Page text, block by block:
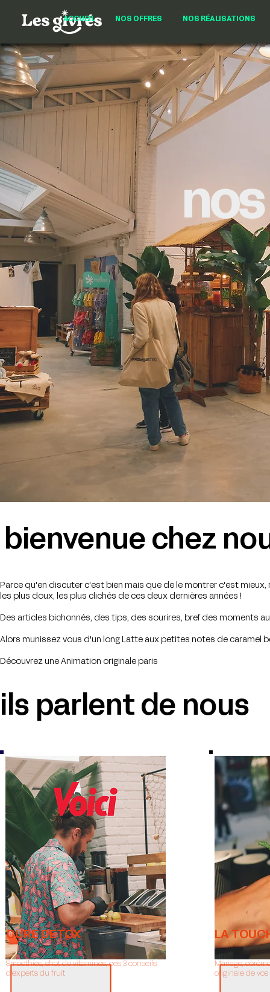
ACCUEIL NOS OFFRES NOS RÉALISATIONS
bienvenue chez
Parce qu'en discuter c'est bien mais que de le montrer c'est
les plus doux, les plus clichés de ces deux dernières années !
Des articles bichonnés, des tips, des sourires, bref des moments
Alors munissez vous d'un long Latte aux petites notes de caramel
Découvrez une Animation originale paris
ils parlent de nous
CURE DETOX
Smoothies, shot de vitamines, ces 3 conseils
d'experts du fruit
LA
Mariage,
originale de